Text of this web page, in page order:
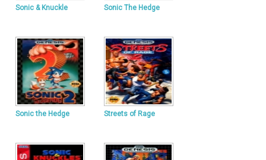
Sonic & Knuckle Sonic The Hedge
Sonic the Hedge Streets of Rage